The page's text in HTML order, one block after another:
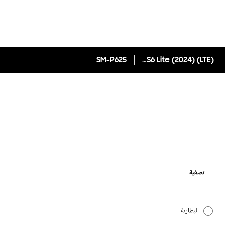
Galaxy Tab S6 Lite (2024) (LTE)
SM-P625
تصفية
البطارية